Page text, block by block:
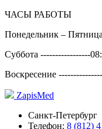
ЧАСЫ РАБОТЫ
Понедельник –
Суббота -----------------
Воскресение
ZapisMed
Санкт-Петербург
Телефон: 8 (812)